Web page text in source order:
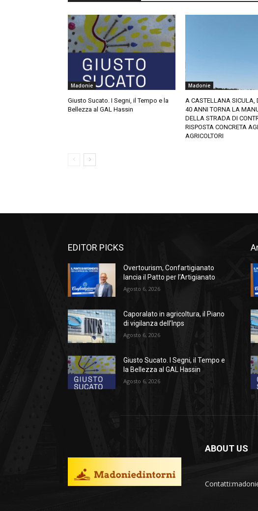
Madonie
Giusto Sucato. I Segni, il Tempo e la
Bellezza al GAL Hassin
Madonie
A CASTELLANA SICULA,
40 ANNI TORNA LA
DELLA STRADA DI
RISPOSTA CONCRETA
AGRICOLTORI
EDITOR PICKS
Overtourism, Confartigianato
lancia il Patto per l’Artigianato
Agosto 6, 2026
Caporalato in agricoltura, il Piano
di vigilanza dell’Inps
Agosto 6, 2026
Giusto Sucato. I Segni, il Tempo e
la Bellezza al GAL Hassin
Agosto 6, 2026
ABOUT US